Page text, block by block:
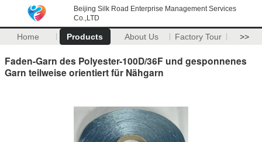
Beijing Silk Road Enterprise Management Services
Co.,LTD
Home Products About Us Factory Tour >>
Faden-Garn des Polyester-100D/36F und gesponnenes
Garn teilweise orientiert für Nähgarn